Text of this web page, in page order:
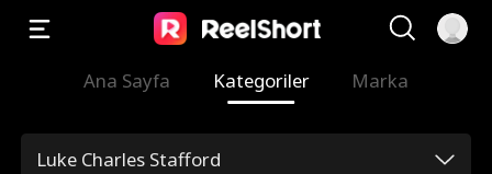
Ana Sayfa Kategoriler Marka
Luke Charles Stafford